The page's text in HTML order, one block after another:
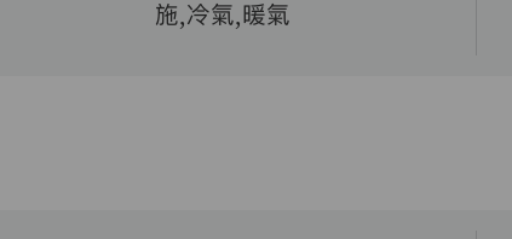
施,冷氣,暖氣